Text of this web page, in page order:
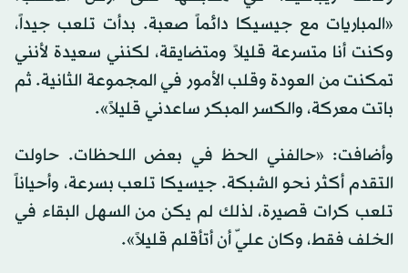
«المباريات مع جيسيكا دائماً صعبة. بدأت تلعب جيداً،
وكنت أنا متسرعة قليلاً ومتضايقة، لكنني سعيدة لأنني
تمكنت من العودة وقلب الأمور في المجموعة الثانية. ثم
باتت معركة، والكسر المبكر ساعدني قليلاً».
وأضافت: «حالفني الحظ في بعض اللحظات. حاولت
التقدم أكثر نحو الشبكة. جيسيكا تلعب بسرعة، وأحياناً
تلعب كرات قصيرة، لذلك لم يكن من السهل البقاء في
الخلف فقط، وكان عليّ أن أتأقلم قليلاً».